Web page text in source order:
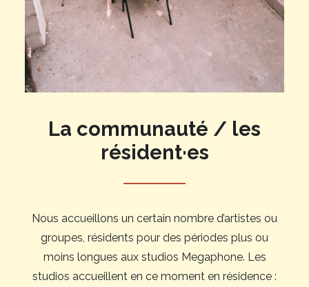
La communauté / les
résident·es
Nous accueillons un certain nombre d’artistes ou
groupes, résidents pour des périodes plus ou
moins longues aux studios Megaphone. Les
studios accueillent en ce moment en résidence :